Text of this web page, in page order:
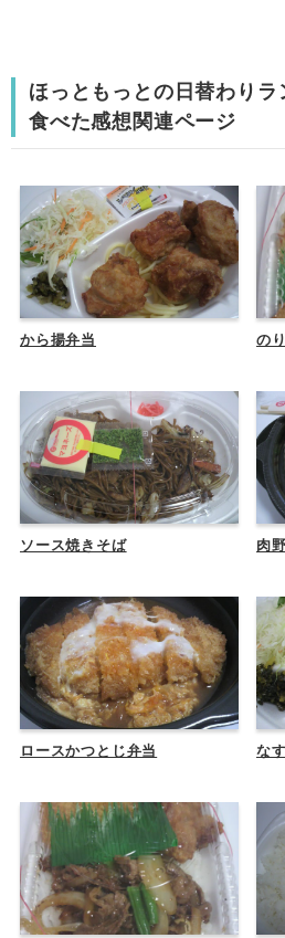
ほっともっとの日替わり
食べた感想関連ページ
から揚弁当 の
ソース焼きそば 肉
ロースかつとじ弁当 な